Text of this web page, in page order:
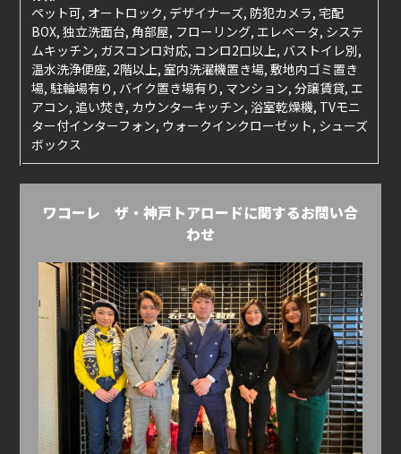
ペット可, オートロック, デザイナーズ, 防犯カメラ, 宅配
BOX, 独立洗面台, 角部屋, フローリング, エレベータ, システ
ムキッチン, ガスコンロ対応, コンロ2口以上, バストイレ別,
温水洗浄便座, 2階以上, 室内洗濯機置き場, 敷地内ゴミ置き
場, 駐輪場有り, バイク置き場有り, マンション, 分譲賃貸, エ
アコン, 追い焚き, カウンターキッチン, 浴室乾燥機, TVモニ
ター付インターフォン, ウォークインクローゼット, シューズ
ボックス
ワコーレ ザ・神戸トアロードに関するお問い合
わせ